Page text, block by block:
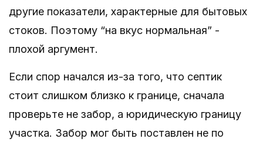
другие показатели, характерные для бытовых
стоков. Поэтому “на вкус нормальная” -
плохой аргумент.
Если спор начался из-за того, что септик
стоит слишком близко к границе, сначала
проверьте не забор, а юридическую границу
участка. Забор мог быть поставлен не по